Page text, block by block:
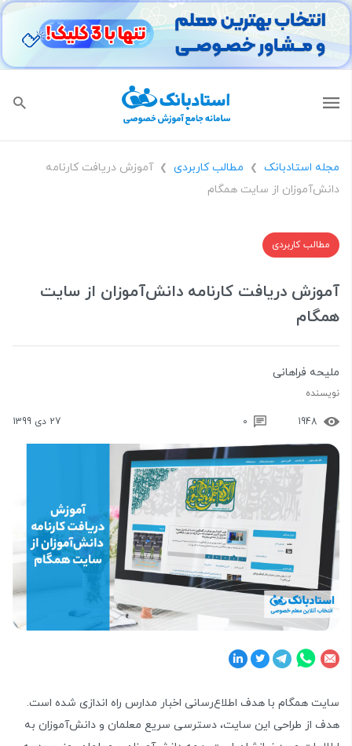
مجله استادبانک ❯ مطالب کاربردی ❯
آموزش دریافت کارنامه
دانش‌آموزان از سایت همگام
مطالب کاربردی
آموزش دریافت کارنامه دانش‌آموزان از سایت
همگام
ملیحه فراهانی
نویسنده
1948
0 27 دی 1399
سایت همگام با هدف اطلاع‌رسانی اخبار مدارس راه اندازی شده است.
هدف از طراحی این سایت، دسترسی سریع معلمان و دانش‌آموزان به